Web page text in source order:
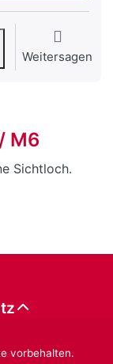
Weitersagen
M6
Sichtloch.
vorbehalten.